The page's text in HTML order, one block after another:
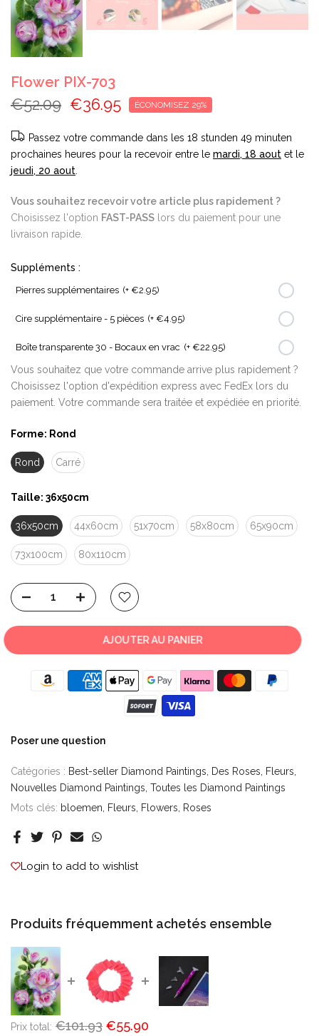
Flower PIX-703
€52.09 €36.95 ÉCONOMISEZ 29%
Passez votre commande dans les 18 stunden 49 minuten
prochaines heures pour la recevoir entre le mardi, 18 aout et le
jeudi, 20 aout
Vous souhaitez recevoir votre article plus rapidement ?
Choisissez l'option FAST-PASS lors du paiement pour une
livraison rapide.
Suppléments :
Pierres supplémentaires (+ €2.95)
Cire supplémentaire - 5 pièces (+ €4.95)
Boîte transparente 30 - Bocaux en vrac (+ €22.95)
Vous souhaitez que votre commande arrive plus rapidement ?
Choisissez l'option d'expédition express avec FedEx lors du
paiement. Votre commande sera traitée et expédiée en priorité.
Forme: Rond
Rond Carré
Taille: 36x50cm
36x50cm 44x60cm 51x70cm 58x80cm 65x90cm
73x100cm 80x110cm
AJOUTER AU PANIER
Poser une question
Catégories : Best-seller Diamond Paintings Des Roses
Fleurs
Nouvelles Diamond Paintings Toutes les Diamond Paintings
Mots clés: bloemen Fleurs Flowers Roses
Login to add to wishlist
Produits fréquemment achetés ensemble
Prix ​​total: €101.93 €55.90